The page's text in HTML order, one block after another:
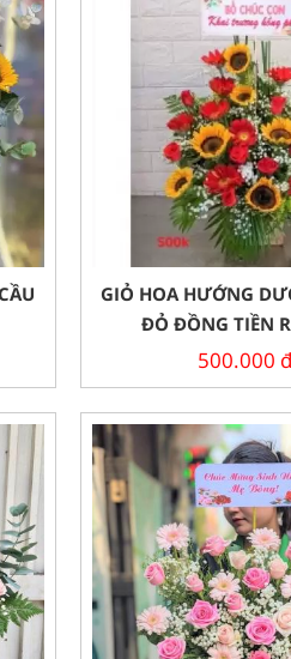
GIỎ HOA HƯỚNG
ĐỎ ĐỒNG TIỀN
500.000 đ